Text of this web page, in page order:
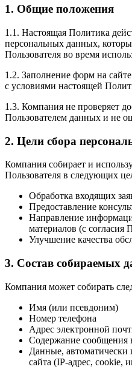
1. Общие положения
1.1. Настоящая Политика
персональных данных,
Пользователя во время
1.2. Заполнение форм на сайте
с условиями настоящей
1.3. Компания не проверяет
Пользователем данных и не
2. Цели сбора
Компания собирает и
Пользователя в следующих
Обработка входящих
Предоставление
Направление
материалов (с согласия
Улучшение качества
3. Состав собираемых
Компания может собирать
Имя (или псевдоним)
Номер телефона
Адрес электронной
Содержание сообщения
Данные,
сайта (IP-адрес, cookie,